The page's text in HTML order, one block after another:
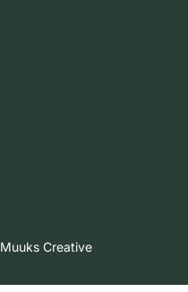
Muuks Creative